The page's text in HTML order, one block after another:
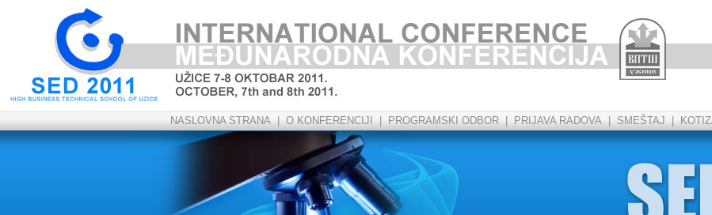
NASLOVNA STRANA O KONFERENCIJI PROGRAMSKI ODBOR PRIJAVA RADOVA SMEŠTAJ